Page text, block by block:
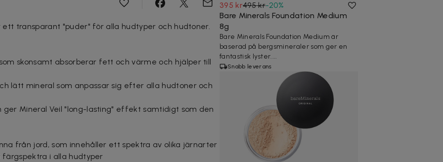
ett transparant "puder" för alla hudtyper och hudtoner.
skonsamt absorberar fett och värme och hjälper till
lätt mineral som anpassar sig efter alla hudtoner och
Mineral Veil "long-lasting" effekt samtidigt som den
från jord, som innehåller ett spektra av olika järnarter
färgspektra i alla hudtyper
395 kr495 kr-20%
Bare Minerals Foundation Medium
8g
Bare Minerals Foundation Medium är
baserad på bergsmineraler som ger en
fantastisk lyster....
Snabb leverans